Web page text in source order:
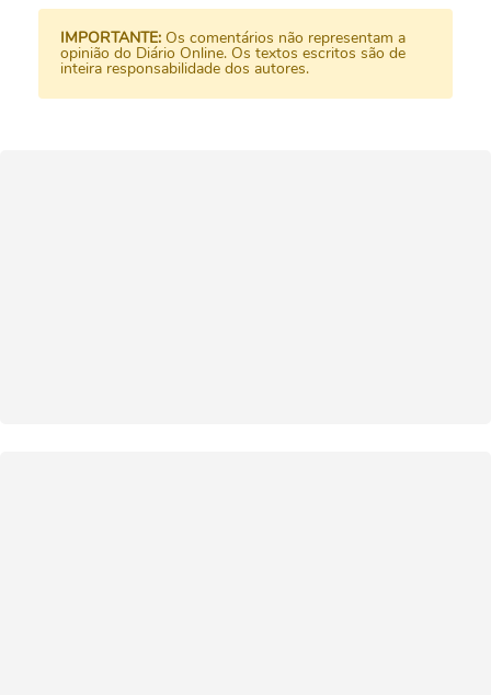
IMPORTANTE: Os comentários não representam a
opinião do Diário Online. Os textos escritos são de
inteira responsabilidade dos autores.